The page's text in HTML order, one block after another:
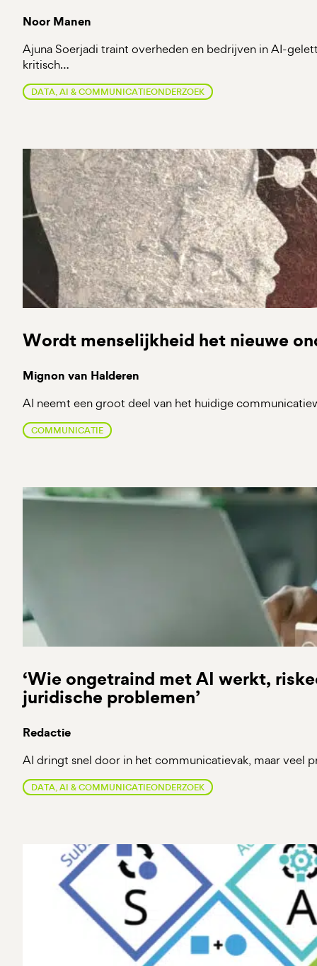
Noor Manen
Ajuna Soerjadi traint overheden en bedrijven in AI-
kritisch…
DATA, AI & COMMUNICATIEONDERZOEK
Wordt menselijkheid het nieuwe
Mignon van Halderen
AI neemt een groot deel van het huidige
COMMUNICATIE
‘Wie ongetraind met AI werkt,
juridische problemen’
Redactie
AI dringt snel door in het communicatievak, maar veel
DATA, AI & COMMUNICATIEONDERZOEK